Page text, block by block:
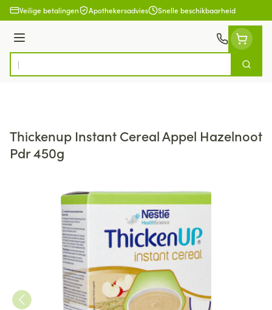
Ga naar de inhoud
Veilige betalingen Apothekersadvies Snelle beschikbaarheid
Menu
Product, merk, categorie...
Zoek
Thickenup Instant Cereal Appel Hazelnoot
Pdr 450g